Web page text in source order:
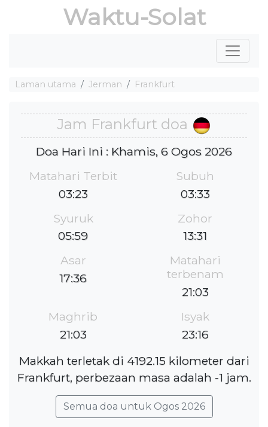
Waktu-Solat
Laman utama Jerman Frankfurt
Jam Frankfurt doa
Doa Hari Ini : Khamis, 6 Ogos 2026
Matahari Terbit
03:23
Subuh
03:33
Syuruk
05:59
Zohor
13:31
Asar
17:36
Matahari
terbenam
21:03
Maghrib
21:03
Isyak
23:16
Makkah terletak di 4192.15 kilometer dari
Frankfurt, perbezaan masa adalah -1 jam.
Semua doa untuk Ogos 2026